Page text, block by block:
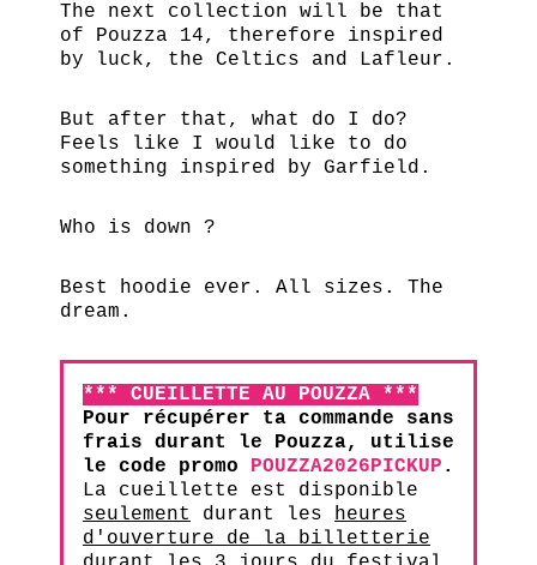
The next collection will be that
of Pouzza 14, therefore inspired
by luck, the Celtics and Lafleur.
But after that, what do I do?
Feels like I would like to do
something inspired by Garfield.
Who is down ?
Best hoodie ever. All sizes. The
dream.
*** CUEILLETTE AU POUZZA ***
Pour récupérer ta commande sans
frais durant le Pouzza, utilise
le code promo POUZZA2026PICKUP .
La cueillette est disponible
seulement
durant les heures
d'ouverture de la billetterie